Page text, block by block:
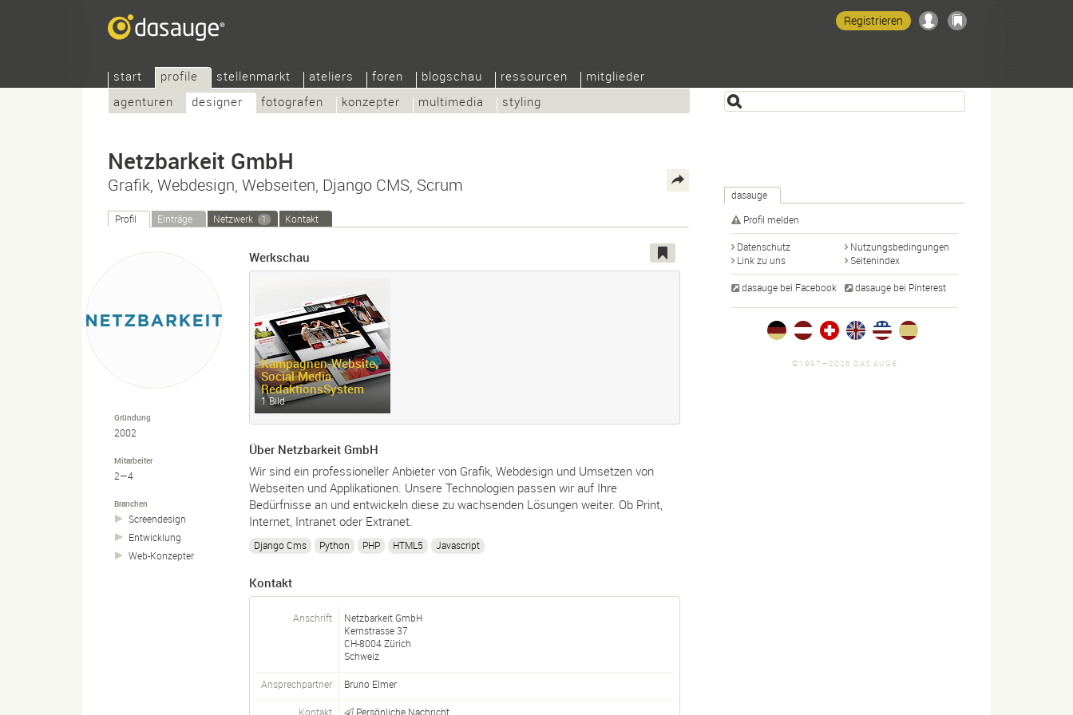
start
profile
agenturen
designer fotografen konzepter multimedia styling
stellenmarkt ateliers foren blogschau ressourcen mitglieder
Registrieren
Netzbarkeit GmbH
Grafik, Webdesign, Webseiten, Django CMS, Scrum
Profil Einträge Netzwerk 1 Kontakt
Gründung
2002
Mitarbeiter
2—4
Branchen
Screendesign
Entwicklung
Web-Konzepter
Werkschau
Kampagnen-Website,
Social Media
RedaktionsSystem
1 Bild
Über Netzbarkeit GmbH
Wir sind ein professioneller Anbieter von Grafik, Webdesign und Umsetzen von
Webseiten und Applikationen. Unsere Technologien passen wir auf Ihre
Bedürfnisse an und entwickeln diese zu wachsenden Lösungen weiter. Ob Print,
Internet, Intranet oder Extranet.
Django Cms Python PHP HTML5 Javascript
Kontakt
Anschrift
Netzbarkeit GmbH
Kernstrasse 37
CH-8004Zürich
Schweiz
Ansprechpartner Bruno Elmer
Kontakt Persönliche Nachricht
dasauge
Profil melden
Datenschutz
Nutzungsbedingungen
Link zu uns
Seitenindex
dasauge bei Facebook dasauge bei Pinterest
©1997—2026 DAS AUGE